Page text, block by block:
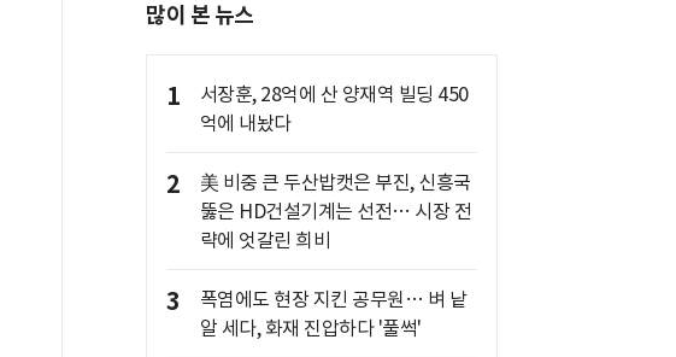
많이 본 뉴스
1
서장훈, 28억에 산 양재역 빌딩 450
억에 내놨다
2
美 비중 큰 두산밥캣은 부진, 신흥국
뚫은 HD건설기계는 선전… 시장 전
략에 엇갈린 희비
3
폭염에도 현장 지킨 공무원… 벼 낱
알 세다, 화재 진압하다 '풀썩'